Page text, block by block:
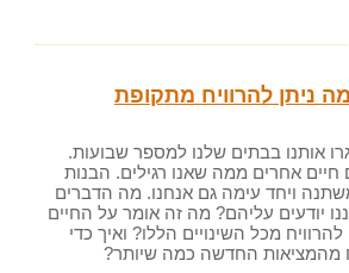
ניתן להרוויח מתקופת
אותנו בבתים שלנו למספר שבועות.
חיים אחרים ממה שאנו רגילים. הבנות
ויחד עימה גם אנחנו. מה הדברים
יודעים עליהם? מה זה אומר על החיים
מכל השינויים הללו? ואיך כדי
מהמציאות החדשה כמה שיותר?